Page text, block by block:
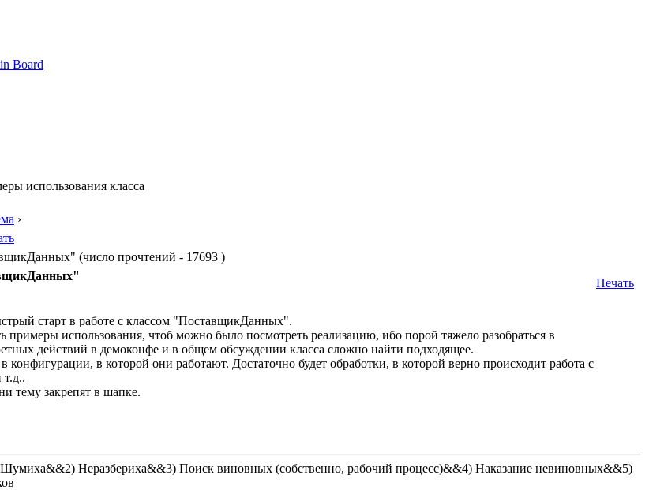
использования класса
›
(число прочтений - 17693 )
Печать
старт в работе с классом "ПоставщикДанных".
примеры использования, чтоб можно было посмотреть реализацию, ибо порой тяжело разобраться в
действий в демоконфе и в общем обсуждении класса сложно найти подходящее.
в которой они работают. Достаточно будет обработки, в которой верно происходит работа с
т.д..
тему закрепят в шапке.
Неразбериха&&3) Поиск виновных (собственно, рабочий процесс)&&4) Наказание невиновных&&5)